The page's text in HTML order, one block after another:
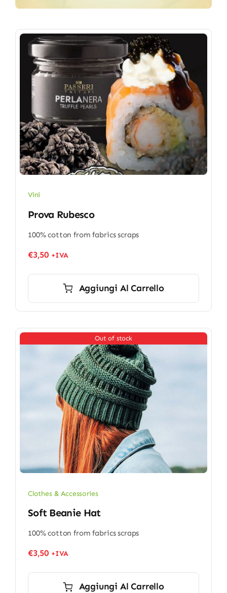
Vini
Prova Rubesco
100% cotton from fabrics scraps
€3,50 +IVA
Aggiungi Al Carrello
Out of stock
Clothes & Accessories
Soft Beanie Hat
100% cotton from fabrics scraps
€3,50 +IVA
Aggiungi Al Carrello